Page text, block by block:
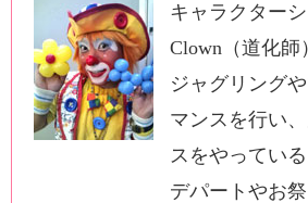
キャラクター
Clown（道化
ジャグリング
マンスを行い
スをやっている
デパートやお